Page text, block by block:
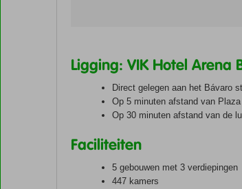
Ligging: VIK Hotel Arena
Direct gelegen aan het Bávaro
Op 5 minuten afstand van
Op 30 minuten afstand van de
Faciliteiten
5 gebouwen met 3 verdiepingen
447 kamers